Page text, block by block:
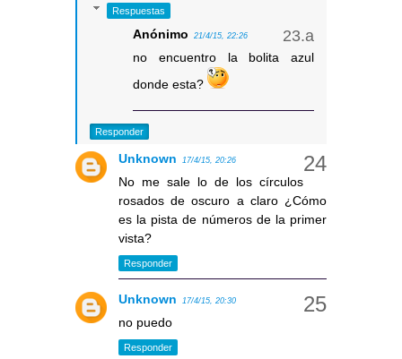
Respuestas
Anónimo 21/4/15, 22:26
no encuentro la bolita azul
donde esta?
Responder
Unknown 17/4/15, 20:26
No me sale lo de los círculos
rosados de oscuro a claro ¿Cómo
es la pista de números de la primer
vista?
Responder
Unknown 17/4/15, 20:30
no puedo
Responder